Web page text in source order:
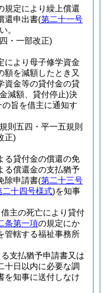
規定により繰上償還
還申出書(第二十一号
。
・一部改正)
により母子修学資金
額を減額したとき又
資金等の貸付金の貸
減額、貸付停止)決
の旨を借主に通知す
則五四・平一五規則
正)
る貸付金の償還の免
る償還金の支払猶予
除申請書(第二十三号
二十四号様式)を知事
主の死亡により貸付
条第一項の規定にか
管轄する福祉事務所
支払猶予申請書又は
十日以内に必要な調
を知事に送付しなけ